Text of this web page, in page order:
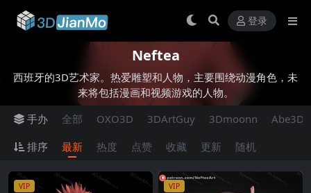
登录
Neftea
西班牙的3D艺术家。热爱雕塑和人物，主要围绕动漫角色，未
来将包括漫画和视频游戏的人物。
手办
全部 OXO3D 3DArtGuy 3Dmoonn
Abe3D
排序
最新 热度 点赞 收藏 更新 随机
VIP VIP